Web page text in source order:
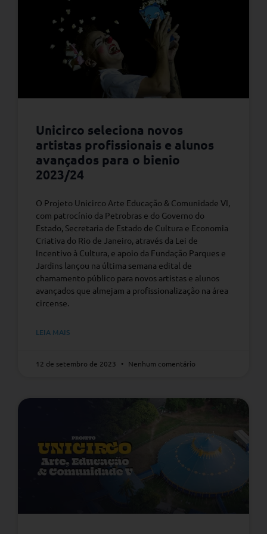
Unicirco seleciona novos
artistas profissionais e alunos
avançados para o bienio
2023/24
O Projeto Unicirco Arte Educação & Comunidade VI,
com patrocínio da Petrobras e do Governo do
Estado, Secretaria de Estado de Cultura e Economia
Criativa do Rio de Janeiro, através da Lei de
Incentivo à Cultura, e apoio da Fundação Parques e
Jardins lançou na última semana edital de
chamamento público para novos artistas e alunos
avançados que almejam a profissionalização na área
circense.
LEIA MAIS
12 de setembro de 2023 Nenhum comentário